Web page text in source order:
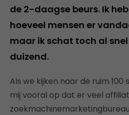
de 2-daagse beurs. Ik
hoeveel mensen er
maar ik schat toch al
duizend.
Als we kijken naar de ruim 100
mij vooral op dat er veel